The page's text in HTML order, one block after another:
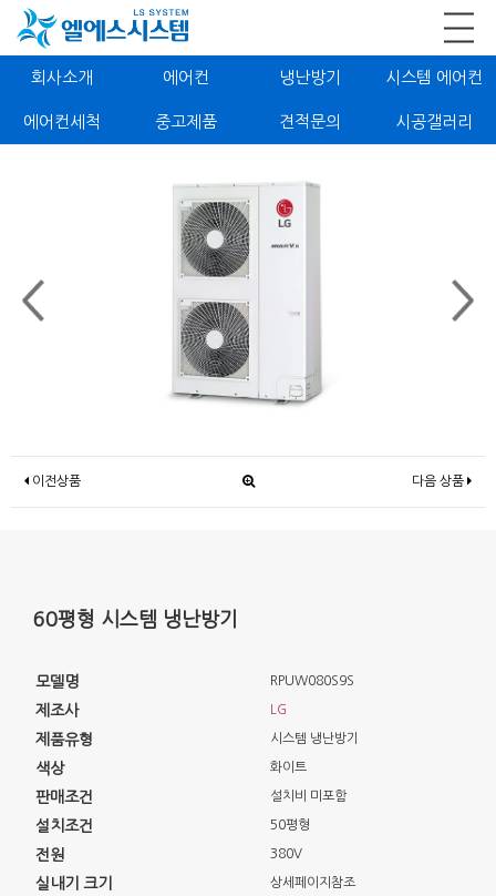
회사소개 에어컨 냉난방기 시스템 에어컨
에어컨세척 중고제품 견적문의 시공갤러리
이전상품 다음 상품
60평형 시스템 냉난방기
모델명 RPUW080S9S
제조사 LG
제품유형 시스템 냉난방기
색상 화이트
판매조건 설치비 미포함
설치조건 50평형
전원 380V
실내기 크기 상세페이지참조